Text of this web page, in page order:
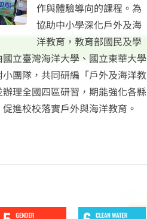
作與體驗導向的課程。為
協助中小學深化戶外及海
洋教育，教育部國民及學
立臺灣海洋大學、國立東華大學
團隊，共同研編「戶外及海洋教
理全國四區研習，期能強化各縣
進校校落實戶外與海洋教育。